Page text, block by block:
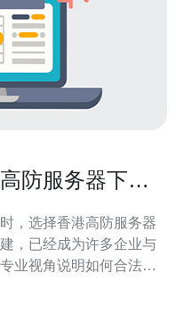
防服务器下载
，选择香港高防服务器
，已经成为许多企业与
业视角说明如何合法、
，帮助提升服务稳定性